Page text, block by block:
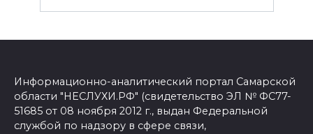
Информационно-аналитический портал Самарской
области "НЕСЛУХИ.РФ" (свидетельство ЭЛ № ФС77-
51685 от 08 ноября 2012 г., выдан Федеральной
службой по надзору в сфере связи,